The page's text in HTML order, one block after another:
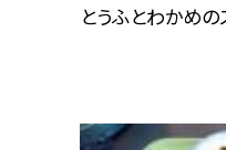
とうふとわかめ